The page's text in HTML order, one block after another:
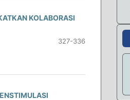
KOLABORASI
327-336